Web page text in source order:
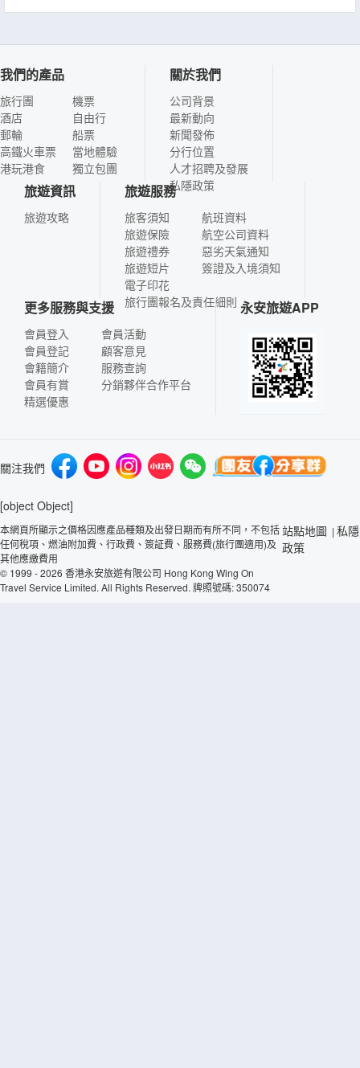
我們的產品
旅行團
酒店
郵輪
高鐵火車票
港玩港食
機票
自由行
船票
當地體驗
獨立包團
關於我們
公司背景
最新動向
新聞發佈
分行位置
人才招聘及發展
私隱政策
旅遊資訊
旅遊攻略
旅遊服務
旅客須知
旅遊保險
旅遊禮券
旅遊短片
電子印花
航班資料
航空公司資料
惡劣天氣通知
簽證及入境須知
旅行團報名及責任細則
更多服務與支援
會員登入
會員登記
會籍簡介
會員有賞
精選優惠
會員活動
顧客意見
服務查詢
分銷夥伴合作平台
永安旅遊APP
關注我們
[object Object]
本網頁所顯示之價格因應產品種類及出發日期而有所不同，不包括
任何稅項、燃油附加費、行政費、簽証費、服務費(旅行團適用)及
其他應繳費用
© 1999 - 2026 香港永安旅遊有限公司 Hong Kong Wing On
Travel Service Limited. All Rights Reserved. 牌照號碼: 350074
站點地圖 | 私隱
政策